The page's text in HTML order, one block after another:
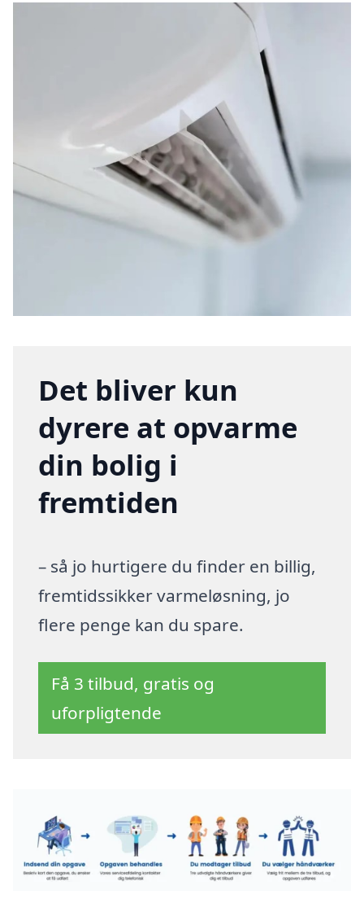
Det bliver kun
dyrere at opvarme
din bolig i
fremtiden
– så jo hurtigere du finder en billig,
fremtidssikker varmeløsning, jo
flere penge kan du spare.
Få 3 tilbud, gratis og
uforpligtende